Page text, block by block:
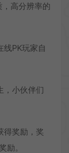
高分辨率的
PK玩家自
，小伙伴们
得奖励，奖
励。